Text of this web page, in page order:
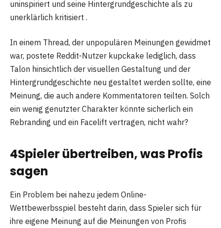
uninspiriert und seine Hintergrundgeschichte als zu
unerklärlich kritisiert .
In einem Thread, der unpopulären Meinungen gewidmet
war, postete Reddit-Nutzer kupckake lediglich, dass
Talon hinsichtlich der visuellen Gestaltung und der
Hintergrundgeschichte neu gestaltet werden sollte, eine
Meinung, die auch andere Kommentatoren teilten. Solch
ein wenig genutzter Charakter könnte sicherlich ein
Rebranding und ein Facelift vertragen, nicht wahr?
4Spieler übertreiben, was Profis
sagen
Ein Problem bei nahezu jedem Online-
Wettbewerbsspiel besteht darin, dass Spieler sich für
ihre eigene Meinung auf die Meinungen von Profis